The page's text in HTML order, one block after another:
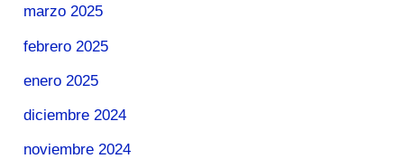
marzo 2025
febrero 2025
enero 2025
diciembre 2024
noviembre 2024